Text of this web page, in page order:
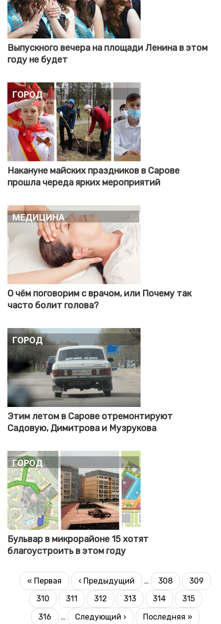
Выпускного вечера на площади Ленина в этом
году не будет
Город
Накануне майских праздников в Сарове
прошла череда ярких мероприятий
Медицина
О чём поговорим с врачом, или Почему так
часто болит голова?
Город
Этим летом в Сарове отремонтируют
Садовую, Димитрова и Музрукова
Город
Бульвар в микрорайоне 15 хотят
благоустроить в этом году
НУМЕРАЦИЯ
СТРАНИЦ
Первая
страница
« Первая
Предыдущая
страница
‹ Предыдущий … Страница
308
309
Страница
310 Страница
311
Текущая
страница
312 Страница
313 Страница
314 Страница
315
Страница
316 …
Следующая
Следующий ›
Последняя
Последняя »